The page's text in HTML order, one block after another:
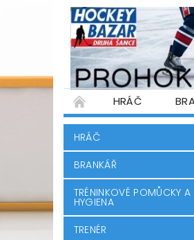
HRÁČ
PŮJČOVNA
PODMÍNKY OCHRANY
HRÁČ
BRANKÁŘ
TRÉNINKOVÉ POMŮCKY A
HYGIENA
TRENÉR